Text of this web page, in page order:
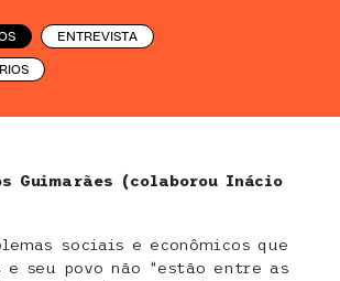
ENTREVISTA
Guimarães (colaborou Inácio
sociais e econômicos que
e seu povo não “estão entre as